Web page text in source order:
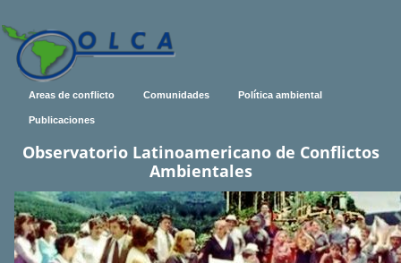
Areas de conflicto Comunidades Política ambiental
Publicaciones
Observatorio Latinoamericano de Conflictos
Ambientales